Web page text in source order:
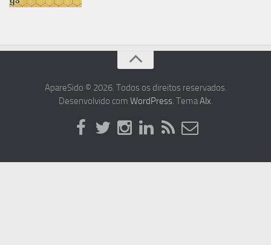
ApareSido © 2026. Todos os direitos reservados.
Desenvolvido com WordPress. TemaAlx.